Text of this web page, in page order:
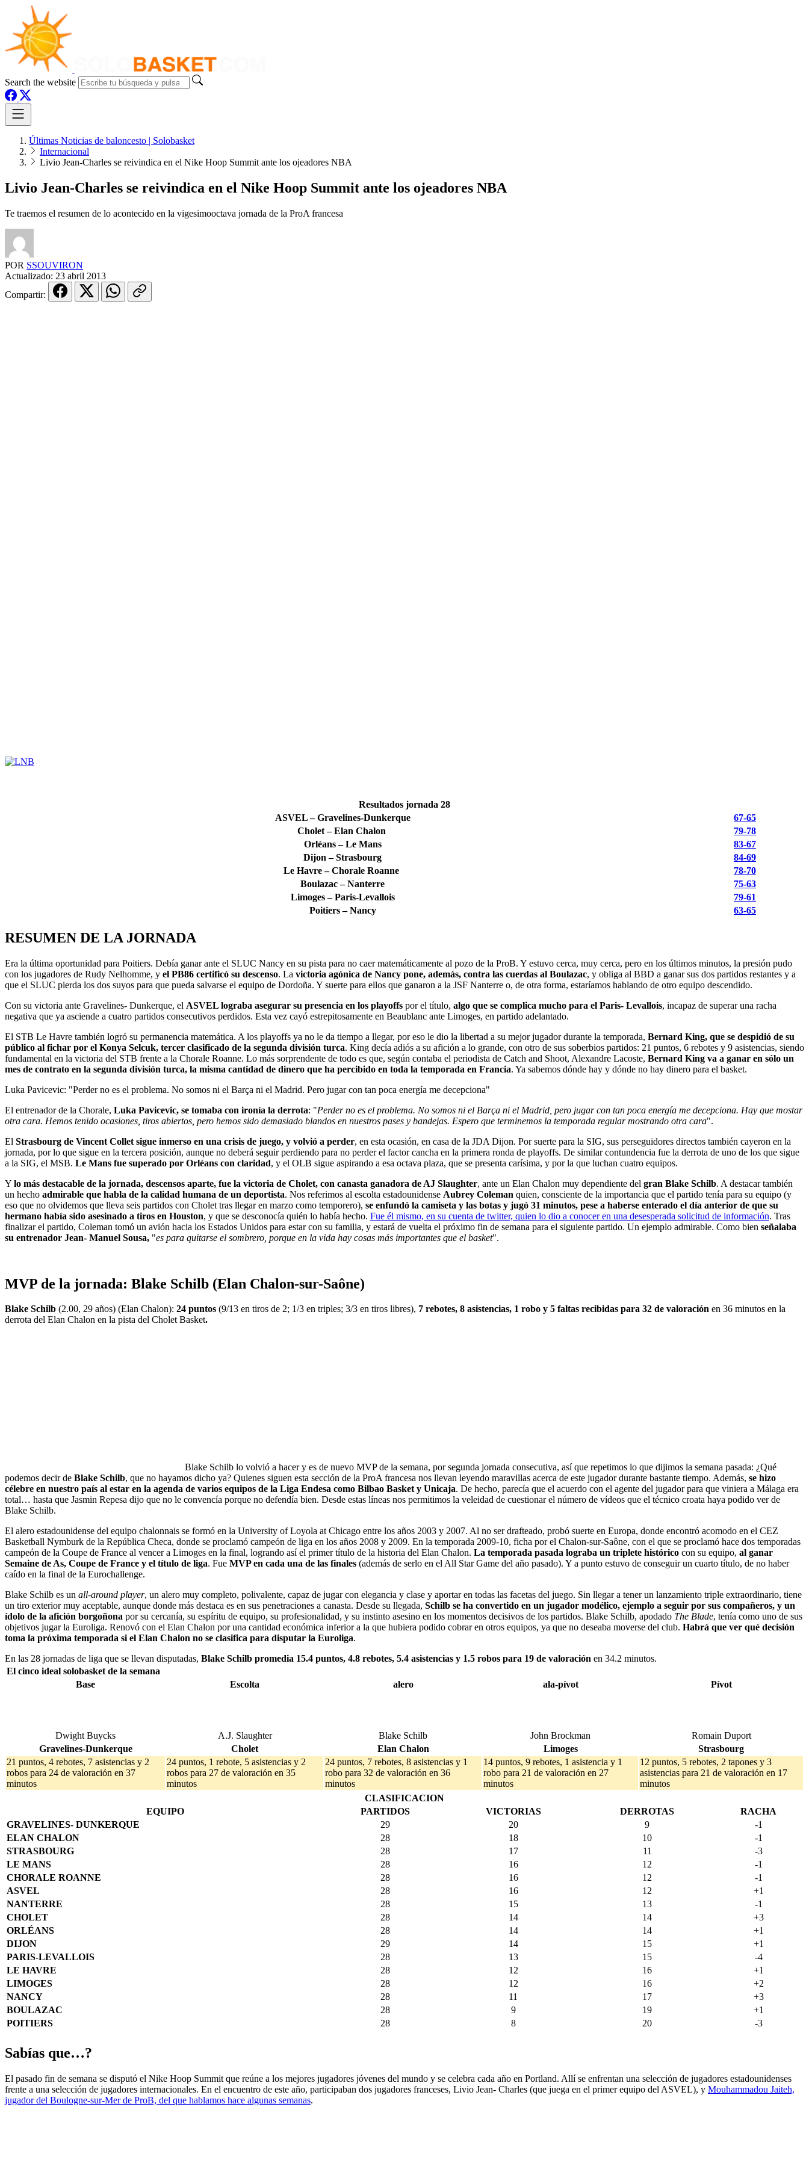
Search the website
Últimas Noticias de baloncesto | Solobasket
Internacional
Livio Jean-Charles se reivindica en el Nike Hoop Summit ante los ojeadores NBA
Livio Jean-Charles se reivindica en el Nike Hoop Summit ante los ojeadores NBA
Te traemos el resumen de lo acontecido en la vigesimooctava jornada de la ProA francesa
POR SSOUVIRON
Actualizado: 23 abril 2013
Compartir:
Resultados jornada 28
ASVEL – Gravelines-Dunkerque
67-65
Cholet – Elan Chalon
79-78
Orléans – Le Mans
83-67
Dijon – Strasbourg
84-69
Le Havre – Chorale Roanne
78-70
Boulazac – Nanterre
75-63
Limoges – Paris-Levallois
79-61
Poitiers – Nancy
63-65
RESUMEN DE LA JORNADA
Era la última oportunidad para Poitiers. Debía ganar ante el SLUC Nancy en su pista para no caer matemáticamente al pozo de la ProB. Y estuvo cerca, muy cerca, pero en los últimos minutos, la presión pudo
con los jugadores de Rudy Nelhomme, y el PB86 certificó su descenso. La victoria agónica de Nancy pone, además, contra las cuerdas al Boulazac, y obliga al BBD a ganar sus dos partidos restantes y a
que el SLUC pierda los dos suyos para que pueda salvarse el equipo de Dordoña. Y suerte para ellos que ganaron a la JSF Nanterre o, de otra forma, estaríamos hablando de otro equipo descendido.
Con su victoria ante Gravelines- Dunkerque, el ASVEL lograba asegurar su presencia en los playoffs por el título, algo que se complica mucho para el Paris- Levallois, incapaz de superar una racha
negativa que ya asciende a cuatro partidos consecutivos perdidos. Esta vez cayó estrepitosamente en Beaublanc ante Limoges, en partido adelantado.
El STB Le Havre también logró su permanencia matemática. A los playoffs ya no le da tiempo a llegar, por eso le dio la libertad a su mejor jugador durante la temporada, Bernard King, que se despidió de su
público al fichar por el Konya Selcuk, tercer clasificado de la segunda división turca. King decía adiós a su afición a lo grande, con otro de sus soberbios partidos: 21 puntos, 6 rebotes y 9 asistencias, siendo
fundamental en la victoria del STB frente a la Chorale Roanne. Lo más sorprendente de todo es que, según contaba el periodista de Catch and Shoot, Alexandre Lacoste, Bernard King va a ganar en sólo un
mes de contrato en la segunda división turca, la misma cantidad de dinero que ha percibido en toda la temporada en Francia. Ya sabemos dónde hay y dónde no hay dinero para el basket.
Luka Pavicevic: "Perder no es el problema. No somos ni el Barça ni el Madrid. Pero jugar con tan poca energía me decepciona"
El entrenador de la Chorale, Luka Pavicevic, se tomaba con ironía la derrota: "Perder no es el problema. No somos ni el Barça ni el Madrid, pero jugar con tan poca energía me decepciona. Hay que mostar
otra cara. Hemos tenido ocasiones, tiros abiertos, pero hemos sido demasiado blandos en nuestros pases y bandejas. Espero que terminemos la temporada regular mostrando otra cara".
El Strasbourg de Vincent Collet sigue inmerso en una crisis de juego, y volvió a perder, en esta ocasión, en casa de la JDA Dijon. Por suerte para la SIG, sus perseguidores directos también cayeron en la
jornada, por lo que sigue en la tercera posición, aunque no deberá seguir perdiendo para no perder el factor cancha en la primera ronda de playoffs. De similar contundencia fue la derrota de uno de los que sigue
a la SIG, el MSB. Le Mans fue superado por Orléans con claridad, y el OLB sigue aspirando a esa octava plaza, que se presenta carísima, y por la que luchan cuatro equipos.
Y lo más destacable de la jornada, descensos aparte, fue la victoria de Cholet, con canasta ganadora de AJ Slaughter, ante un Elan Chalon muy dependiente del gran Blake Schilb. A destacar también
un hecho admirable que habla de la calidad humana de un deportista. Nos referimos al escolta estadounidense Aubrey Coleman quien, consciente de la importancia que el partido tenía para su equipo (y
eso que no olvidemos que lleva seis partidos con Cholet tras llegar en marzo como temporero), se enfundó la camiseta y las botas y jugó 31 minutos, pese a haberse enterado el día anterior de que su
hermano había sido asesinado a tiros en Houston, y que se desconocía quién lo había hecho. Fue él mismo, en su cuenta de twitter, quien lo dio a conocer en una desesperada solicitud de información. Tras
finalizar el partido, Coleman tomó un avión hacia los Estados Unidos para estar con su familia, y estará de vuelta el próximo fin de semana para el siguiente partido. Un ejemplo admirable. Como bien señalaba
su entrenador Jean- Manuel Sousa, "es para quitarse el sombrero, porque en la vida hay cosas más importantes que el basket".
MVP de la jornada: Blake Schilb (Elan Chalon-sur-Saône)
Blake Schilb (2.00, 29 años) (Elan Chalon): 24 puntos (9/13 en tiros de 2; 1/3 en triples; 3/3 en tiros libres), 7 rebotes, 8 asistencias, 1 robo y 5 faltas recibidas para 32 de valoración en 36 minutos en la
derrota del Elan Chalon en la pista del Cholet Basket.
Blake Schilb lo volvió a hacer y es de nuevo MVP de la semana, por segunda jornada consecutiva, así que repetimos lo que dijimos la semana pasada: ¿Qué
podemos decir de Blake Schilb, que no hayamos dicho ya? Quienes siguen esta sección de la ProA francesa nos llevan leyendo maravillas acerca de este jugador durante bastante tiempo. Además, se hizo
célebre en nuestro país al estar en la agenda de varios equipos de la Liga Endesa como Bilbao Basket y Unicaja. De hecho, parecía que el acuerdo con el agente del jugador para que viniera a Málaga era
total… hasta que Jasmin Repesa dijo que no le convencía porque no defendía bien. Desde estas líneas nos permitimos la veleidad de cuestionar el número de vídeos que el técnico croata haya podido ver de
Blake Schilb.
El alero estadounidense del equipo chalonnais se formó en la University of Loyola at Chicago entre los años 2003 y 2007. Al no ser drafteado, probó suerte en Europa, donde encontró acomodo en el CEZ
Basketball Nymburk de la República Checa, donde se proclamó campeón de liga en los años 2008 y 2009. En la temporada 2009-10, ficha por el Chalon-sur-Saône, con el que se proclamó hace dos temporadas
campeón de la Coupe de France al vencer a Limoges en la final, logrando así el primer título de la historia del Elan Chalon. La temporada pasada lograba un triplete histórico con su equipo, al ganar
Semaine de As, Coupe de France y el título de liga. Fue MVP en cada una de las finales (además de serlo en el All Star Game del año pasado). Y a punto estuvo de conseguir un cuarto título, de no haber
caído en la final de la Eurochallenge.
Blake Schilb es un all-around player, un alero muy completo, polivalente, capaz de jugar con elegancia y clase y aportar en todas las facetas del juego. Sin llegar a tener un lanzamiento triple extraordinario, tiene
un tiro exterior muy aceptable, aunque donde más destaca es en sus penetraciones a canasta. Desde su llegada, Schilb se ha convertido en un jugador modélico, ejemplo a seguir por sus compañeros, y un
ídolo de la afición borgoñona por su cercanía, su espíritu de equipo, su profesionalidad, y su instinto asesino en los momentos decisivos de los partidos. Blake Schilb, apodado The Blade, tenía como uno de sus
objetivos jugar la Euroliga. Renovó con el Elan Chalon por una cantidad económica inferior a la que hubiera podido cobrar en otros equipos, ya que no deseaba moverse del club. Habrá que ver qué decisión
toma la próxima temporada si el Elan Chalon no se clasifica para disputar la Euroliga.
En las 28 jornadas de liga que se llevan disputadas, Blake Schilb promedia 15.4 puntos, 4.8 rebotes, 5.4 asistencias y 1.5 robos para 19 de valoración en 34.2 minutos.
El cinco ideal solobasket de la semana
Base
Escolta alero ala-pívot Pívot
Dwight Buycks A.J. Slaughter Blake Schilb John Brockman
Romain Duport
Gravelines-Dunkerque
Cholet Elan Chalon Limoges
Strasbourg
21 puntos, 4 rebotes, 7 asistencias y 2
robos para 24 de valoración en 37
minutos
24 puntos, 1 rebote, 5 asistencias y 2
robos para 27 de valoración en 35
minutos
24 puntos, 7 rebotes, 8 asistencias y 1
robo para 32 de valoración en 36
minutos
14 puntos, 9 rebotes, 1 asistencia y 1
robo para 21 de valoración en 27
minutos
12 puntos, 5 rebotes, 2 tapones y 3
asistencias para 21 de valoración en 17
minutos
CLASIFICACION
EQUIPO
PARTIDOS VICTORIAS DERROTAS
RACHA
GRAVELINES- DUNKERQUE
29 20 9
-1
ELAN CHALON
28 18 10
-1
STRASBOURG
28 17 11
-3
LE MANS
28 16 12
-1
CHORALE ROANNE
28 16 12
-1
ASVEL
28 16 12
+1
NANTERRE
28 15 13
-1
CHOLET
28 14 14
+3
ORLÉANS
28 14 14
+1
DIJON
29 14 15
+1
PARIS-LEVALLOIS
28 13 15
-4
LE HAVRE
28 12 16
+1
LIMOGES
28 12 16
+2
NANCY
28 11 17
+3
BOULAZAC
28 9 19
+1
POITIERS
28 8 20 -3
Sabías que…?
El pasado fin de semana se disputó el Nike Hoop Summit que reúne a los mejores jugadores jóvenes del mundo y se celebra cada año en Portland. Allí se enfrentan una selección de jugadores estadounidenses
frente a una selección de jugadores internacionales. En el encuentro de este año, participaban dos jugadores franceses, Livio Jean- Charles (que juega en el primer equipo del ASVEL), y Mouhammadou Jaiteh,
jugador del Boulogne-sur-Mer de ProB, del que hablamos hace algunas semanas.